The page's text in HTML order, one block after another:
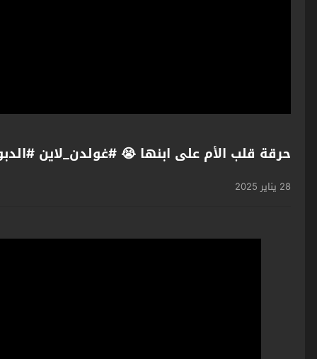
حرقة قلب الأم على ابنها 😭 #غولدن_لاين
28 يناير 2025